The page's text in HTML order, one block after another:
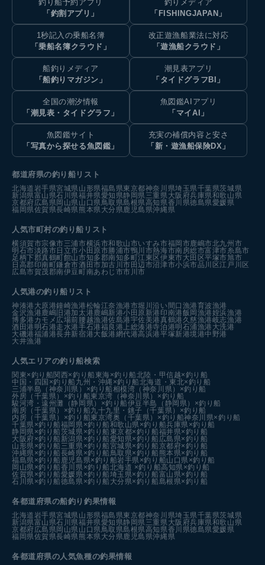
釣り船予約アプリ
「釣割アプリ」
釣りメディア
「FISHINGJAPAN」
1秒記入の乗船名簿
「乗船名簿クラウド」
改正遊漁船業法に対応
「遊漁船クラウド」
船釣りメディア
「船釣りマガジン」
潮見表アプリ
「タイドグラフBI」
全国の潮汐情報
「潮見表・タイドグラフ」
魚図鑑AIアプリ
「マイAI」
魚図鑑サイト
「写真から探せる魚図鑑」
充実の補償内容と安さ
「新・遊漁船保険DX」
都道府県の釣り船リスト
北海道 岩手県宮城県 山形県福島県東京都神奈川県埼玉県千葉県茨城県
新潟県富山県石川県福井県愛知県静岡県 三重県 大阪府兵庫県和歌山県
京都府広島県岡山県 山口県 鳥取県島根県高知県香川県徳島県愛媛県
福岡県佐賀県長崎県 熊本県 大分県 鹿児島県沖縄県
人気市町村の釣り船リスト
横須賀市宗像市三浦市横浜市和歌山市いすみ市福岡市鹿嶋市北九州市
明石市淡路市日立市小田原市勝浦市鴨川市熱海市南房総市富津市糸島市
足柄下郡真鶴町館山市知多郡南知多町江東区伊東市大田区平塚市旭市
日高郡印南町鎌倉市酒田市加古川市田辺市沼津市小浜市品川区江戸川区
広島市賀茂郡南伊豆町南あわじ市市川市
人気港の釣り船リスト
神湊港 大原港鐘崎漁港松輪江奈漁港市堀川沿い 間口漁港育波漁港
金沢漁港 鹿嶋旧港加太港 鹿嶋新港小田原新港 印南港飯岡漁港姪浜漁港
博多港カモメ広場前腰越漁港佐島港宇佐美港真鶴港 久慈漁港岐志漁港
酒田港 明石港走水港手石港福良港 上総湊港寺泊港明石浦漁港 大洗港
大磯港福浦港長井新宿港大飯港網代港高浜港平塚新港境港中野港
大井漁港
人気エリアの釣り船検索
関東×釣り船関西×釣り船 東海×釣り船北陸・甲信越×釣り船
中国・四国×釣り船 九州・沖縄×釣り船北海道・東北×釣り船
三浦半島（神奈川県）×釣り船相模湾（神奈川県）×釣り船
外房（千葉県）×釣り船東京湾（神奈川県）×釣り船
駿河湾・遠州灘（静岡県）×釣り船伊豆半島（静岡県）×釣り船
南房（千葉県）×釣り船九十九里・銚子（千葉県）×釣り船
内房（千葉県）×釣り船東京湾奥（千葉県）×釣り船神奈川県×釣り船
千葉県×釣り船福岡県×釣り船和歌山県×釣り船兵庫県×釣り船
静岡県×釣り船茨城県×釣り船 東京都×釣り船福井県×釣り船
大阪府×釣り船 新潟県×釣り船愛知県×釣り船 広島県×釣り船
山形県×釣り船 三重県×釣り船宮城県×釣り船京都府×釣り船
沖縄県×釣り船長崎県×釣り船 鳥取県×釣り船 熊本県×釣り船
福島県×釣り船 鹿児島県×釣り船岩手県×釣り船山口県×釣り船
岡山県×釣り船香川県×釣り船北海道 ×釣り船高知県×釣り船
佐賀県×釣り船愛媛県×釣り船埼玉県×釣り船富山県×釣り船
石川県×釣り船徳島県×釣り船 大分県×釣り船島根県×釣り船
各都道府県の船釣り釣果情報
北海道 岩手県宮城県 山形県福島県東京都神奈川県埼玉県千葉県茨城県
新潟県富山県石川県福井県愛知県静岡県 三重県 大阪府兵庫県和歌山県
京都府広島県岡山県 山口県 鳥取県島根県高知県香川県徳島県愛媛県
福岡県佐賀県長崎県 熊本県 大分県 鹿児島県沖縄県
各都道府県の人気魚種の釣果情報